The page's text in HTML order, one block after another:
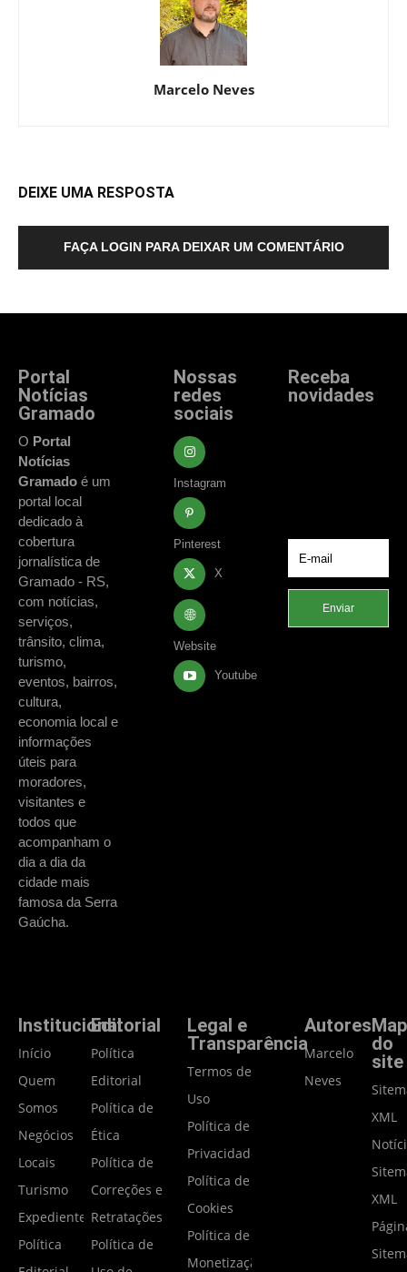
Marcelo Neves
DEIXE UMA RESPOSTA
FAÇA LOGIN PARA DEIXAR UM COMENTÁRIO
Portal
Notícias
Gramado
O Portal
Notícias
Gramado é um
portal local
dedicado à
cobertura
jornalística de
Gramado - RS,
com notícias,
serviços,
trânsito, clima,
turismo,
eventos, bairros,
cultura,
economia local e
informações
úteis para
moradores,
visitantes e
todos que
acompanham o
dia a dia da
cidade mais
famosa da Serra
Gaúcha.
Nossas
redes
sociais
Instagram
Pinterest
X
Website
Youtube
Receba
novidades
Enviar
Institucional
Início
Quem
Somos
Negócios
Locais
Turismo
Expediente
Política
Editorial
Política
Editorial
Política de
Ética
Política de
Correções e
Retratações
Política de
Legal e
Transparência
Termos de
Uso
Política de
Privacidade
Política de
Cookies
Política de
Monetização
Autores
Marcelo
Neves
do
site
XML
XML